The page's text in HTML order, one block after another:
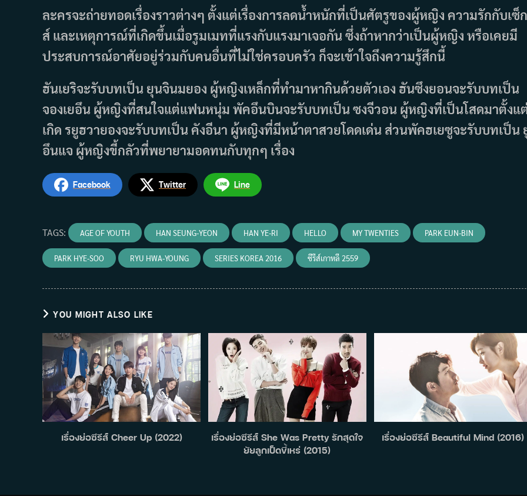
ละครจะถ่ายทอดเรื่องราวต่างๆ ตั้งแต่เรื่องการลดน้ำหนักที่เป็นศัตรูของผู้หญิง ความรักกับเซ็ก
ส์ และเหตุการณ์ที่เกิดขึ้นเมื่อรูมเมทที่แรงกับแรงมาเจอกัน ซึ่งถ้าหากว่าเป็นผู้หญิง หรือเคยมี
ประสบการณ์อาศัยอยู่ร่วมกับคนอื่นที่ไม่ใช่ครอบครัว ก็จะเข้าใจถึงความรู้สึกนี้
ฮันเยริจะรับบทเป็น ยุนจินมยอง ผู้หญิงเหล็กที่ทำมาหากินด้วยตัวเอง ฮันซึงยอนจะรับบทเป็น
จองเยอึน ผู้หญิงที่สนใจแต่แฟนหนุ่ม พัคอึนบินจะรับบทเป็น ซงจีวอน ผู้หญิงที่เป็นโสดมาตั้งแ
เกิด รยูฮวายองจะรับบทเป็น คังอีนา ผู้หญิงที่มีหน้าตาสวยโดดเด่น ส่วนพัคฮเยซูจะรับบทเป็น
อึนแจ ผู้หญิงขี้กลัวที่พยายามอดทนกับทุกๆ เรื่อง
Facebook Twitter Line
TAGS: AGE OF YOUTH HAN SEUNG-YEON HAN YE-RI HELLO MY TWENTIES PARK EUN-BIN
PARK HYE-SOO RYU HWA-YOUNG SERIES KOREA 2016 ซีรีส์เกาหลี 2559
YOU MIGHT ALSO LIKE
เรื่องย่อซีรีส์ Cheer Up (2022)
เรื่องย่อซีรีส์ She Was Pretty รักสุดใจ
ยัยลูกเป็ดขี้เหร่ (2015)
เรื่องย่อซีรีส์ Beautiful Mind (2016)